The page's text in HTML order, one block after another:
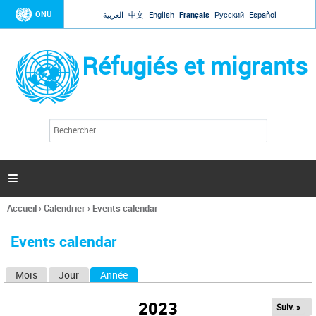
Jump to navigation
ONU العربية 中文 English Français Русский Español
Réfugiés et migrants
l
c
h
e

Vous
ici
Accueil›Calendrier› Events calendar
Events calendar
Mois Jour Année
2023 Suiv. »